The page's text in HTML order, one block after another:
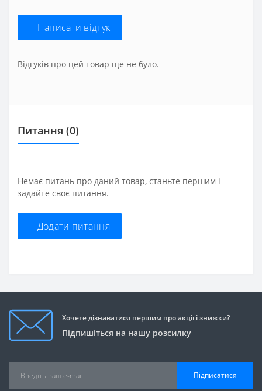
+ Написати відгук
Відгуків про цей товар ще не було.
Питання (0)
Немає питань про даний товар, станьте першим і
задайте своє питання.
+ Додати питання
Хочете дізнаватися першим про акції і знижки?
Підпишіться на нашу розсилку
Підписатися